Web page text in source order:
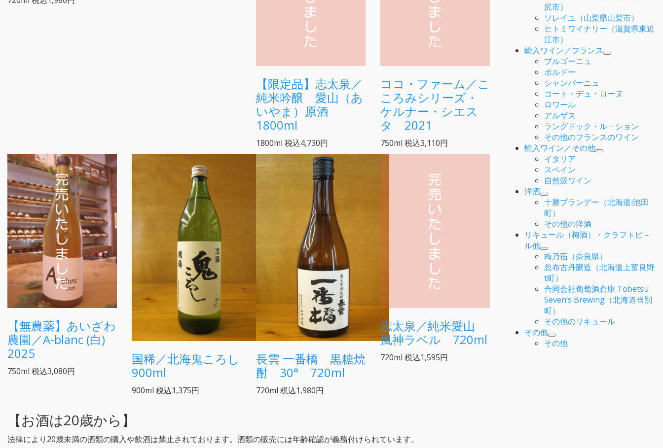
【限定品】志太泉／
純米吟醸 愛山（あ
いやま）原酒
1800ml
1800ml 税込4,730円
ココ・ファーム／こ
ころみシリーズ・
ケルナー・シエス
タ 2021
750ml 税込3,110円
【無農薬】あいざわ
農園／A-blanc (白)
2025
750ml 税込3,080円
国稀／北海鬼ころし
900ml
900ml 税込1,375円
長雲 一番橋 黒糖焼
酎 30° 720ml
720ml 税込1,980円
志太泉／純米愛山
風神ラベル 720ml
720ml 税込1,595円
【お酒は20歳から】
法律により20歳未満の酒類の購入や飲酒は禁止されております。酒類の販売には年齢確認が義務付けられています。
尻市）
ソレイユ（山梨県山梨市）
ヒトミワイナリー（滋賀県東近
江市）
輸入ワイン／フランス
ブルゴーニュ
ボルドー
シャンパーニュ
コート・デュ・ローヌ
ロワール
アルザス
ラングドック・ル－ション
その他のフランスのワイン
輸入ワイン／その他
イタリア
スペイン
自然派ワイン
洋酒
十勝ブランデー（北海道i池田
町）
その他の洋酒
リキュール（梅酒）・クラフトビ－
ル他
梅乃宿（奈良県）
忽布古丹醸造（北海道上富良野
t町）
合同会社葡萄酒倉庫 Tobetsu
Seven’s Brewing（北海道当別
町）
その他のリキュール
その他
その他